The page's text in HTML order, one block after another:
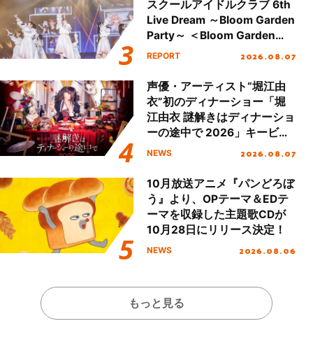
スクールアイドルクラブ 6th
Live Dream ～Bloom Garden
Party～ ＜Bloom Garden
Party Stage／埼玉公演＞”
REPORT 2026.08.07
声優・アーティスト“堀江由
衣”初のディナーショー「堀
江由衣 謎解きはディナーショ
ーの途中で 2026」キービジ
ュアル＆グッズラインナップ
NEWS 2026.08.07
10月放送アニメ『パンどろぼ
う』より、OPテーマ＆EDテ
ーマを収録した主題歌CDが
10月28日にリリース決定！
NEWS 2026.08.06
もっと見る